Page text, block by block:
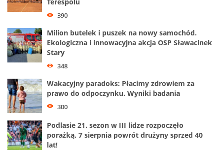
390
Milion butelek i puszek na nowy samochód.
Ekologiczna i innowacyjna akcja OSP Sławacinek
Stary
348
Wakacyjny paradoks: Płacimy zdrowiem za
prawo do odpoczynku. Wyniki badania
300
Podlasie 21. sezon w III lidze rozpoczęło
porażką. 7 sierpnia powrót drużyny sprzed 40
lat!